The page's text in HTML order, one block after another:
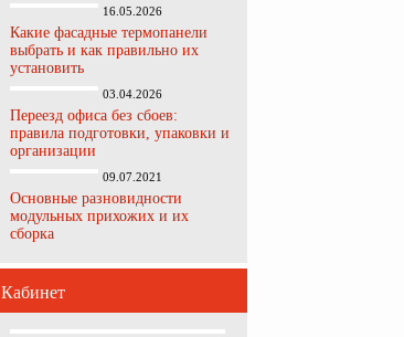
16.05.2026
Какие фасадные термопанели
выбрать и как правильно их
установить
03.04.2026
Переезд офиса без сбоев:
правила подготовки, упаковки и
организации
09.07.2021
Основные разновидности
модульных прихожих и их
сборка
Кабинет